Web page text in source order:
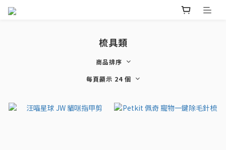
梳具類
商品排序
每頁顯示 24 個